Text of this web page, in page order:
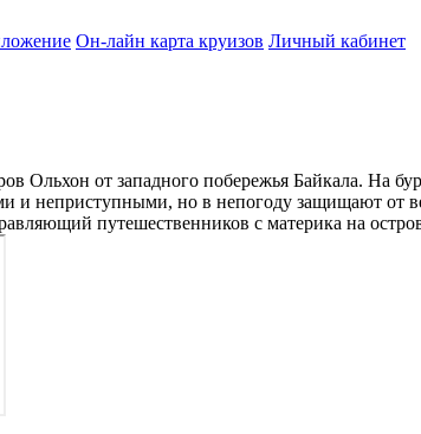
Он-лайн карта круизов Личный кабинет
Ольхон от западного побережья Байкала. На
и неприступными, но в непогоду защищают от
путешественников с материка на